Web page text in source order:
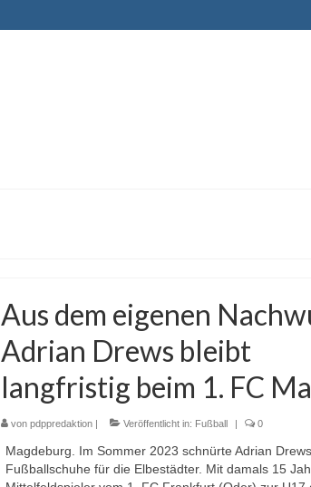
Aus dem eigenen
Adrian Drews bleibt
langfristig beim 1. FC
von pdppredaktion| Veröffentlicht in: Fußball | 0
Magdeburg. Im Sommer 2023 schnürte Adrian
Fußballschuhe für die Elbestädter. Mit damals 15